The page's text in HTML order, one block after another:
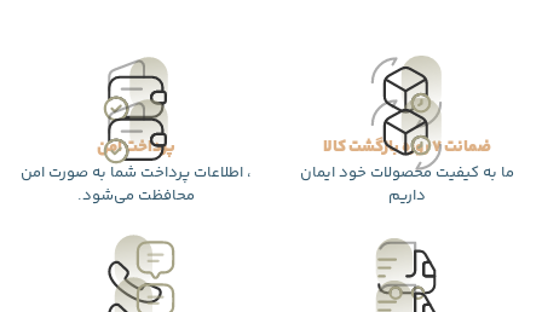
ضمانت 7 روزه بازگشت کالا
ما به کیفیت محصولات خود ایمان
داریم
پرداخت امن
، اطلاعات پرداخت شما به صورت امن
محافظت می‌شود.